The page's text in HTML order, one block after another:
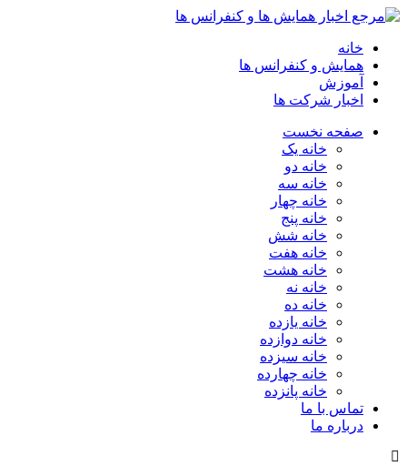
خانه
همایش و کنفرانس ها
آموزش
اخبار شرکت ها
صفحه نخست
خانه یک
خانه دو
خانه سه
خانه چهار
خانه پنج
خانه شش
خانه هفت
خانه هشت
خانه نه
خانه ده
خانه یازده
خانه دوازده
خانه سیزده
خانه چهارده
خانه پانزده
تماس با ما
درباره ما